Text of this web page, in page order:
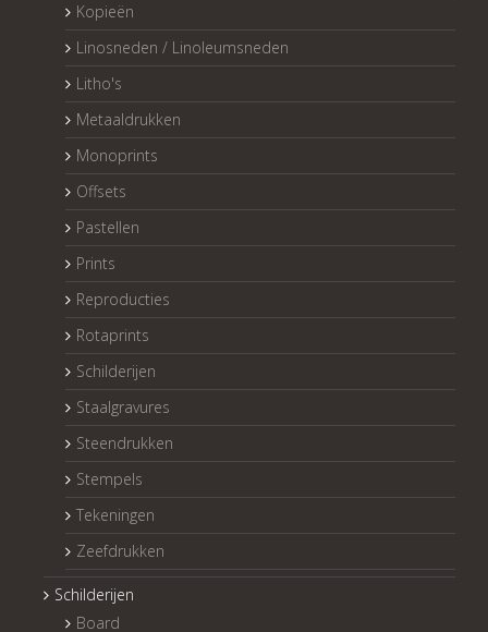
Kopieën
Linosneden / Linoleumsneden
Litho's
Metaaldrukken
Monoprints
Offsets
Pastellen
Prints
Reproducties
Rotaprints
Schilderijen
Staalgravures
Steendrukken
Stempels
Tekeningen
Zeefdrukken
Schilderijen
Board